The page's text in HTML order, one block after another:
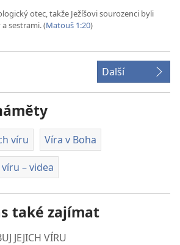
otec, takže Ježíšovi sourozenci byli
sestrami. (Matouš 1:20)
Další
víru Víra v Boha
– videa
také zajímat
JEJICH VÍRU